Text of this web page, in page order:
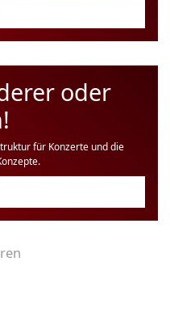
oder
für Konzerte und die